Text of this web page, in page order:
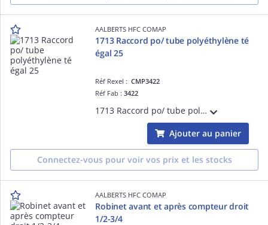
AALBERTS HFC COMAP
1713 Raccord po/ tube polyéthylène té
égal 25
Réf Rexel :CMP3422
Réf Fab :3422
1713 Raccord po/ tube polyéthylène té égal 25
Ajouter au panier
Connectez-vous pour voir vos prix et les stocks
AALBERTS HFC COMAP
Robinet avant et après compteur droit
1/2-3/4